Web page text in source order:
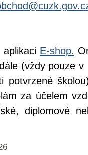
E-shop.
(vždy pouze
potvrzené
za účelem
diplomové